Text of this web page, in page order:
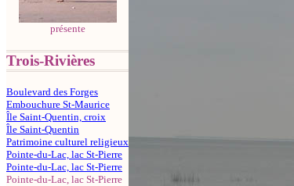
présente
Trois-Rivières
Boulevard des Forges
Embouchure St-Maurice
Île Saint-Quentin, croix
Île Saint-Quentin
Patrimoine culturel religieux
Pointe-du-Lac, lac St-Pierre
Pointe-du-Lac, lac St-Pierre
Pointe-du-Lac, lac St-Pierre